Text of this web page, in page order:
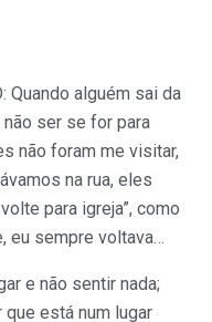
Quando alguém sai da
não ser se for para
não foram me visitar,
na rua, eles
para igreja”, como
eu sempre voltava…
e não sentir nada;
está num lugar